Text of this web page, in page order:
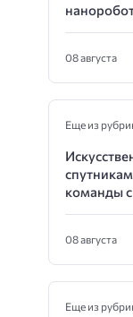
08 августа
Еще из
команды
08 августа
Еще из